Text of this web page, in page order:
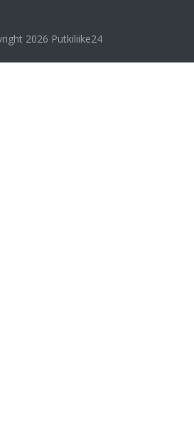
2026 Putkiliike24